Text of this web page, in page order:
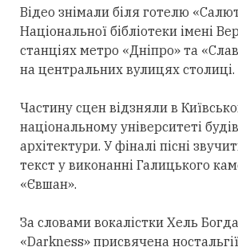
Відео знімали біля готелю
Національної бібліотеки імені
станціях метро «Дніпро» та
на центральних вулицях столиці.
Частину сцен відзняли в
національному університеті
архітектури. У фіналі пісні
текст у виконанні Галицького
«Євшан».
За словами вокалістки Хель
«Darkness» присвячена